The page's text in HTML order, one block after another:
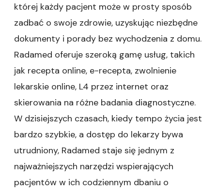
której każdy pacjent może w prosty sposób
zadbać o swoje zdrowie, uzyskując niezbędne
dokumenty i porady bez wychodzenia z domu.
Radamed oferuje szeroką gamę usług, takich
jak recepta online, e-recepta, zwolnienie
lekarskie online, L4 przez internet oraz
skierowania na różne badania diagnostyczne.
W dzisiejszych czasach, kiedy tempo życia jest
bardzo szybkie, a dostęp do lekarzy bywa
utrudniony, Radamed staje się jednym z
najważniejszych narzędzi wspierających
pacjentów w ich codziennym dbaniu o